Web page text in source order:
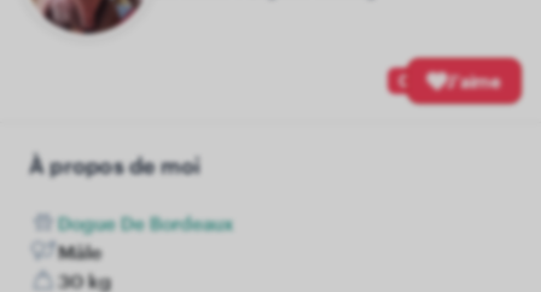
0 J'aime
À propos de moi
Dogue De Bordeaux
Mâle
30 kg